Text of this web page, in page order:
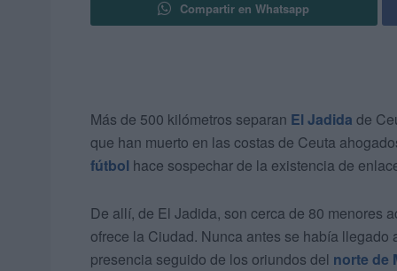
Compartir en Whatsapp
Más de 500 kilómetros separan El Jadida de
que han muerto en las costas de Ceuta
fútbol hace sospechar de la existencia de
De allí, de El Jadida, son cerca de 80 menores
ofrece la Ciudad. Nunca antes se había
presencia seguido de los oriundos del norte de